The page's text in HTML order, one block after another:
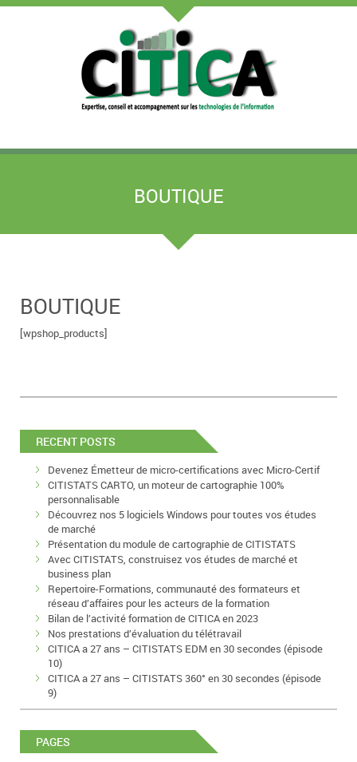
BOUTIQUE
BOUTIQUE
[wpshop_products]
RECENT POSTS
Devenez Émetteur de micro-certifications avec Micro-Certif
CITISTATS CARTO, un moteur de cartographie 100%
personnalisable
Découvrez nos 5 logiciels Windows pour toutes vos études
de marché
Présentation du module de cartographie de CITISTATS
Avec CITISTATS, construisez vos études de marché et
business plan
Repertoire-Formations, communauté des formateurs et
réseau d’affaires pour les acteurs de la formation
Bilan de l’activité formation de CITICA en 2023
Nos prestations d’évaluation du télétravail
CITICA a 27 ans – CITISTATS EDM en 30 secondes (épisode
10)
CITICA a 27 ans – CITISTATS 360° en 30 secondes (épisode
9)
PAGES